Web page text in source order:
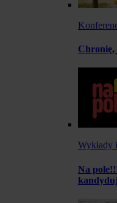
Chronię,
Wykłady
Na